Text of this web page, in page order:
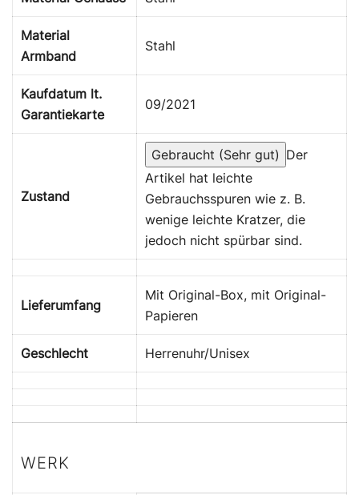
Material
Armband
Stahl
Kaufdatum lt.
Garantiekarte
09/2021
Zustand
Gebraucht (Sehr gut) Der
Artikel hat leichte
Gebrauchsspuren wie z. B.
wenige leichte Kratzer, die
jedoch nicht spürbar sind.
Lieferumfang
Mit Original-Box, mit Original-
Papieren
Geschlecht Herrenuhr/Unisex
WERK